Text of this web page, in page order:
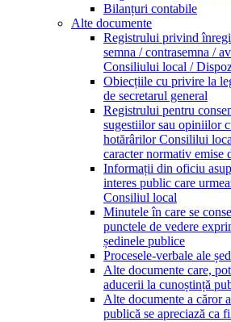
Bilanțuri contabile
Alte documente
Registrului privind
semna / contrasemna /
Consiliului local /
Obiecțiile cu privire la
de secretarul general
Registrului pentru
sugestiilor sau opiniilor
hotărârilor Consililui
caracter normativ emise
Informații din oficiu
interes public care
Consiliul local
Minutele în care se
punctele de vedere
ședinele publice
Procesele-verbale ale
Alte documente care,
aducerii la cunoștință
Alte documente a căror
publică se apreciază ca